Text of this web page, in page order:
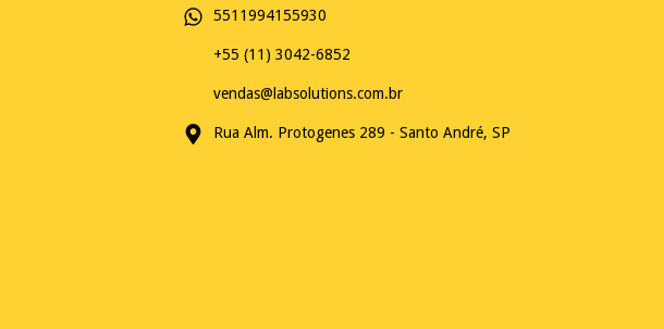
5511994155930
+55 (11) 3042-6852
vendas@labsolutions.com.br
Rua Alm. Protogenes 289 - Santo André, SP